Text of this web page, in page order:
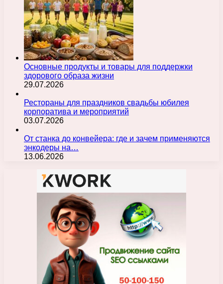
Основные продукты и товары для поддержки
здорового образа жизни
29.07.2026
Рестораны для праздников свадьбы юбилея
корпоратива и мероприятий
03.07.2026
От станка до конвейера: где и зачем применяются
энкодеры на…
13.06.2026